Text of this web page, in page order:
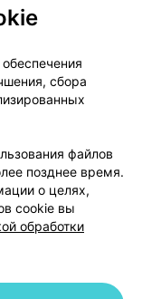
маркетинг
Партнеры
сбора
файлов
позднее время.
о целях,
cookie вы
обработки